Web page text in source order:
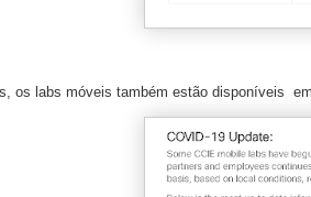
os labs móveis também estão disponíveis